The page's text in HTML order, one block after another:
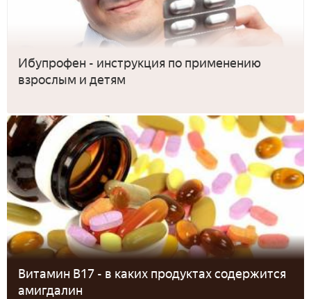
Ибупрофен - инструкция по применению
взрослым и детям
Витамин B17 - в каких продуктах содержится
амигдалин